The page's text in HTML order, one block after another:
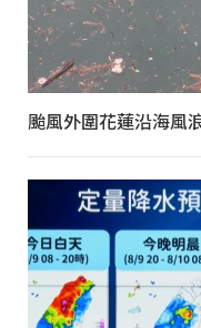
颱風外圍花蓮沿海風